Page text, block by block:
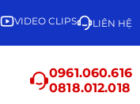
VIDEO CLIPS LIÊN HỆ
0961.060.616
0818.012.018